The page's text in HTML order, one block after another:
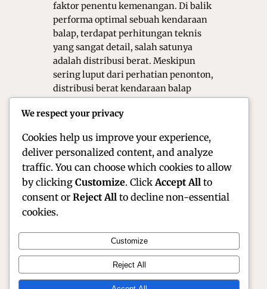
faktor penentu kemenangan. Di balik
performa optimal sebuah kendaraan
balap, terdapat perhitungan teknis
yang sangat detail, salah satunya
adalah distribusi berat. Meskipun
sering luput dari perhatian penonton,
distribusi berat kendaraan balap
menentukan stabilitas, kontrol, dan
Official Site of Christian Montanari | Racer &
Motorsport Profile
We respect your privacy
Cookies help us improve your experience,
deliver personalized content, and analyze
traffic. You can choose which cookies to allow
by clicking Customize. Click Accept All to
consent or Reject All to decline non-essential
cookies.
Customize
Reject All